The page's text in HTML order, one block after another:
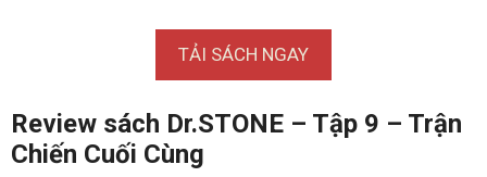
TẢI SÁCH NGAY
Review sách Dr.STONE – Tập 9 – Trận
Chiến Cuối Cùng